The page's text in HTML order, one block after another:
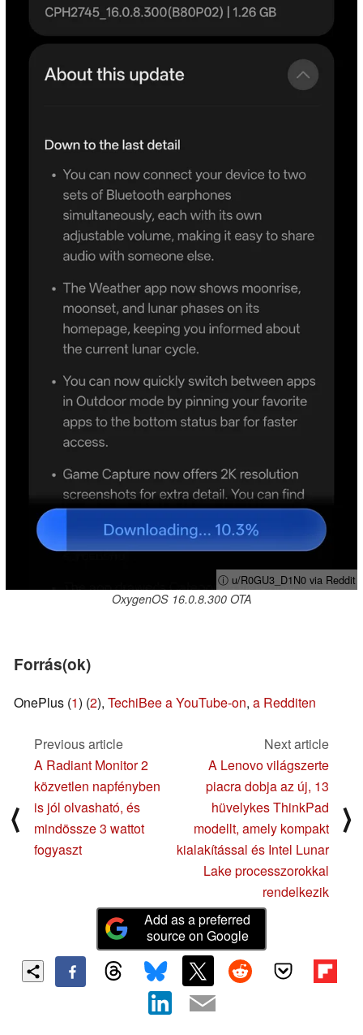
ⓘ u/R0GU3_D1N0 via Reddit
OxygenOS 16.0.8.300 OTA
Forrás(ok)
OnePlus (1) (2), TechiBee a YouTube-on, a Redditen
⟨
Previous article
A Radiant Monitor 2
közvetlen napfényben
is jól olvasható, és
mindössze 3 wattot
fogyaszt
Next article
A Lenovo világszerte
piacra dobja az új, 13
hüvelykes ThinkPad
modellt, amely kompakt
kialakítással és Intel Lunar
Lake processzorokkal
rendelkezik
⟩
Add as a preferred
source on Google